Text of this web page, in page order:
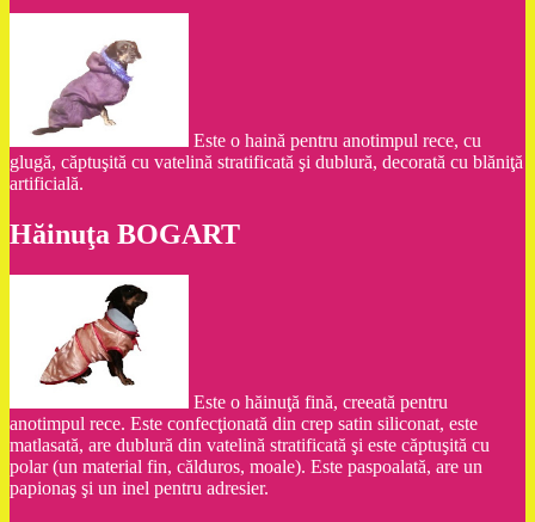
Este o haină pentru anotimpul rece, cu
glugă, căptuşită cu vatelină stratificată şi dublură, decorată cu blăniţă
artificială.
Hăinuţa BOGART
Este o hăinuţă fină, creeată pentru
anotimpul rece. Este confecţionată din crep satin siliconat, este
matlasată, are dublură din vatelină stratificată şi este căptuşită cu
polar (un material fin, călduros, moale). Este paspoalată, are un
papionaş şi un inel pentru adresier.